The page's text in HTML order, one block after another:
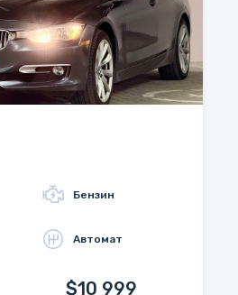
Бензин
Автомат
$10 999